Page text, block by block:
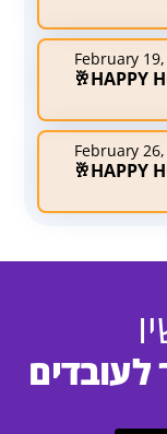
February
HAPPY
February
HAPPY
לעובדים